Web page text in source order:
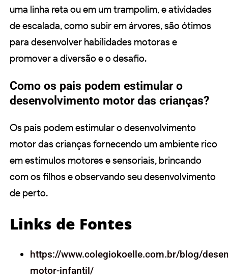
uma linha reta ou em um trampolim, e atividades
de escalada, como subir em árvores, são ótimos
para desenvolver habilidades motoras e
promover a diversão e o desafio.
Como os pais podem estimular o
desenvolvimento motor das crianças?
Os pais podem estimular o desenvolvimento
motor das crianças fornecendo um ambiente rico
em estímulos motores e sensoriais, brincando
com os filhos e observando seu desenvolvimento
de perto.
Links de Fontes
https://www.colegiokoelle.com.br/blog/
motor-infantil/